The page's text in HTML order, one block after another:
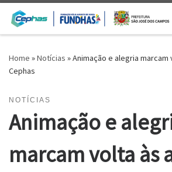
Skip to content
Home »Notícias »Animação e alegria marcam
Cephas
NOTÍCIAS
Animação e
marcam volta às